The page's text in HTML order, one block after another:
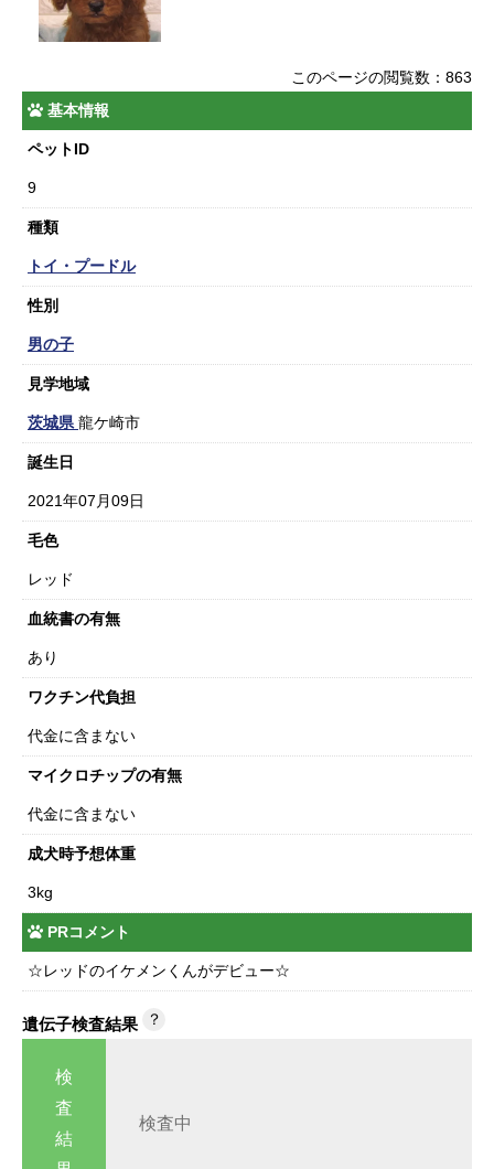
このページの閲覧数：863
基本情報
ペットID
9
種類
トイ・プードル
性別
男の子
見学地域
茨城県龍ケ崎市
誕生日
2021年07月09日
毛色
レッド
血統書の有無
あり
ワクチン代負担
代金に含まない
マイクロチップの有無
代金に含まない
成犬時予想体重
3kg
PRコメント
☆レッドのイケメンくんがデビュー☆
遺伝子検査結果 ？
検
査
結
検査中